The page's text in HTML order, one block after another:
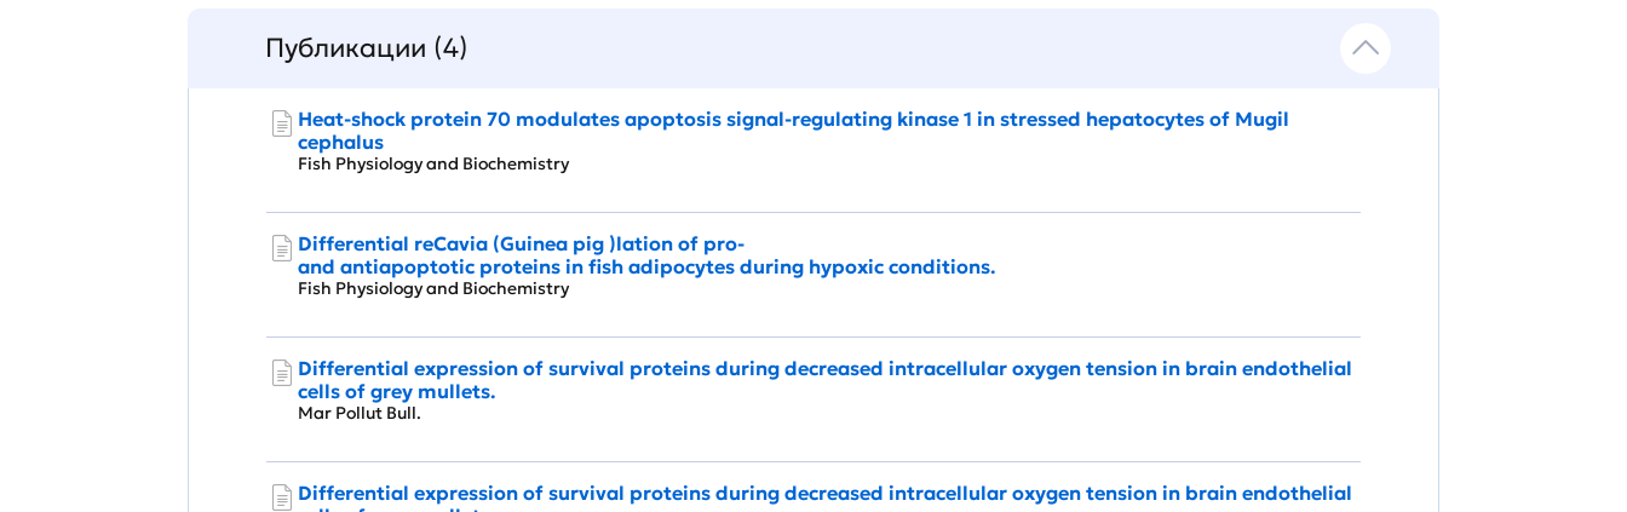
Публикации (4)
Heat-shock protein 70 modulates apoptosis signal-regulating kinase 1 in stressed hepatocytes of Mugil
cephalus
Fish Physiology and Biochemistry
Differential reCavia (Guinea pig )lation of pro-
and antiapoptotic proteins in fish adipocytes during hypoxic conditions.
Fish Physiology and Biochemistry
Differential expression of survival proteins during decreased intracellular oxygen tension in brain endothelial
cells of grey mullets.
Mar Pollut Bull.
Differential expression of survival proteins during decreased intracellular oxygen tension in brain endothelial